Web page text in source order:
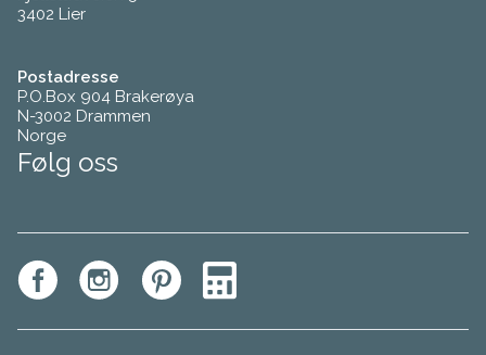
3402 Lier
Postadresse
P.O.Box 904 Brakerøya
N-3002 Drammen
Norge
Følg oss